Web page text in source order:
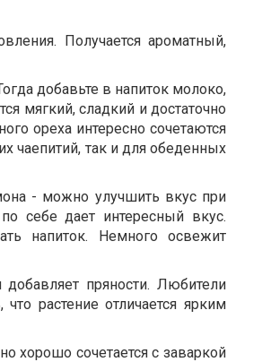
Получается ароматный,
добавьте в напиток молоко,
мягкий, сладкий и достаточно
ореха интересно сочетаются
чаепитий, так и для обеденных
- можно улучшить вкус при
себе дает интересный вкус.
напиток. Немного освежит
пряности. Любители
растение отличается ярким
хорошо сочетается с заваркой